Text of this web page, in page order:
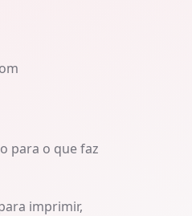
para o que faz
imprimir,